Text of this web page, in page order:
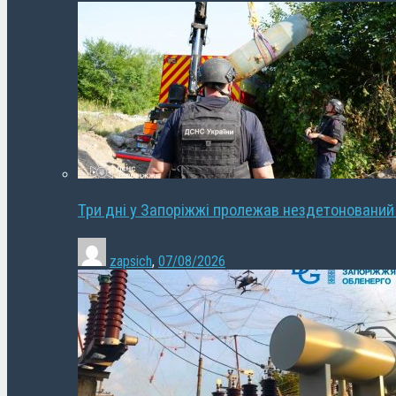
Три дні у Запоріжжі пролежав
zapsich, 07/08/2026